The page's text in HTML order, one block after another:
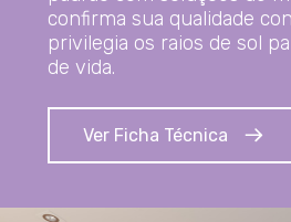
confirma sua qualidade
privilegia os raios de sol
de vida.
Ver Ficha Técnica